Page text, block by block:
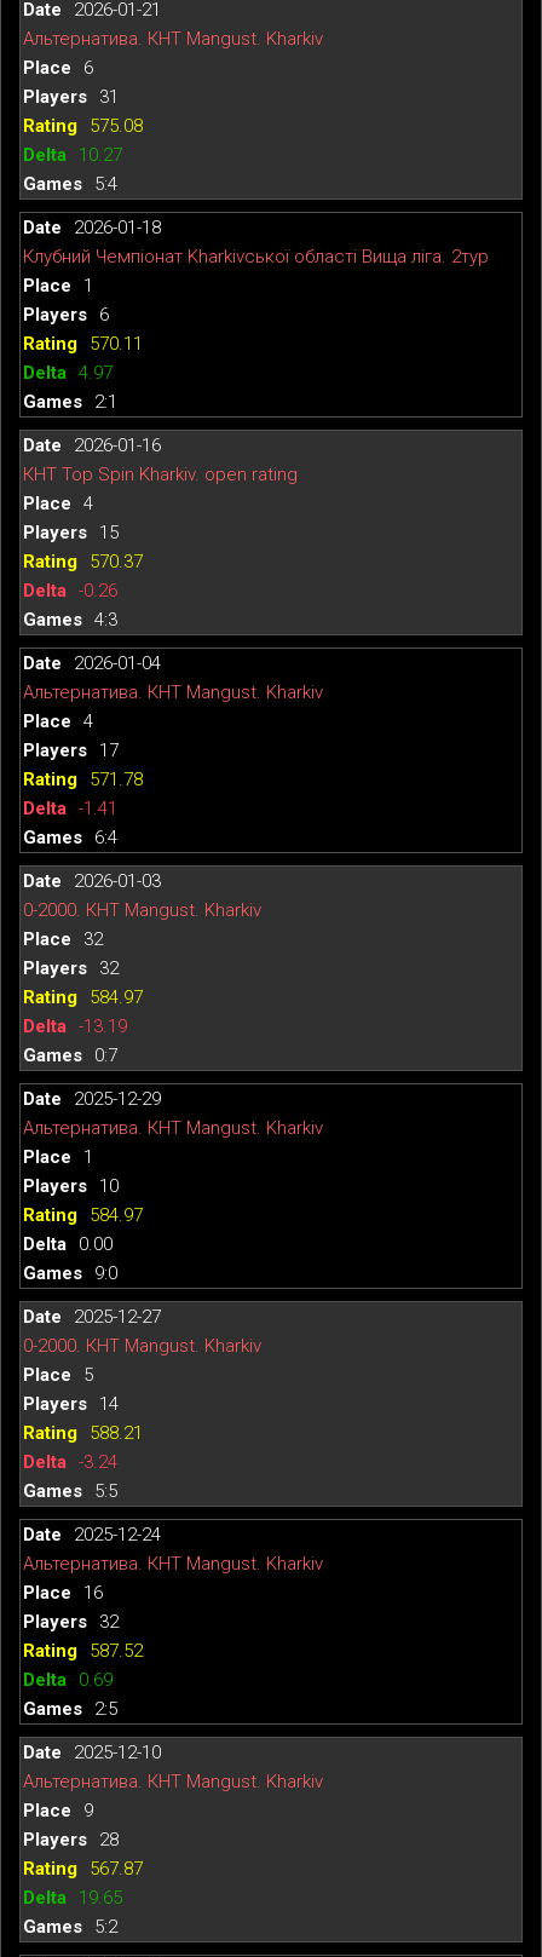
2026-01-21
Альтернатива. КНТ Mangust. Kharkiv
6
31
575.08
10.27
5:4
2026-01-18
Клубний Чемпіонат Kharkivської області Вища ліга. 2тур
1
6
570.11
4.97
2:1
2026-01-16
КНТ Top Spin Kharkiv. open rating
4
15
570.37
-0.26
4:3
2026-01-04
Альтернатива. КНТ Mangust. Kharkiv
4
17
571.78
-1.41
6:4
2026-01-03
0-2000. КНТ Mangust. Kharkiv
32
32
584.97
-13.19
0:7
2025-12-29
Альтернатива. КНТ Mangust. Kharkiv
1
10
584.97
0.00
9:0
2025-12-27
0-2000. КНТ Mangust. Kharkiv
5
14
588.21
-3.24
5:5
2025-12-24
Альтернатива. КНТ Mangust. Kharkiv
16
32
587.52
0.69
2:5
2025-12-10
Альтернатива. КНТ Mangust. Kharkiv
9
28
567.87
19.65
5:2